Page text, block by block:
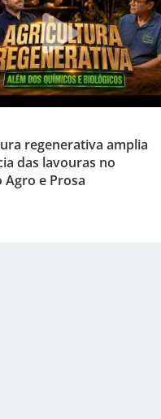
regenerativa amplia
das lavouras no
Agro e Prosa